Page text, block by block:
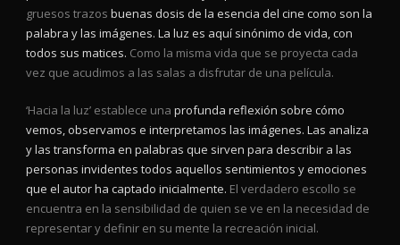
gruesos trazos buenas dosis de la esencia del cine como son la
palabra y las imágenes. La luz es aquí sinónimo de vida, con
todos sus matices. Como la misma vida que se proyecta cada
vez que acudimos a las salas a disfrutar de una película.
‘Hacia la luz’ establece una profunda reflexión sobre cómo
vemos, observamos e interpretamos las imágenes. Las analiza
y las transforma en palabras que sirven para describir a las
personas invidentes todos aquellos sentimientos y emociones
que el autor ha captado inicialmente. El verdadero escollo se
encuentra en la sensibilidad de quien se ve en la necesidad de
representar y definir en su mente la recreación inicial.